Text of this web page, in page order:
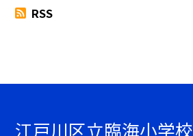
RSS
江戸川区立臨海小学校